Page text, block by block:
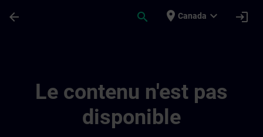
arrow_back search place Canada expand_more login
Le contenu n'est pas
disponible